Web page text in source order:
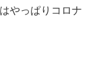
やっぱりコロナ